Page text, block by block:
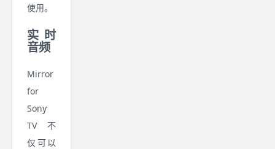
使用。
实时
音频
Mirror
for
Sony
TV 不
仅可以